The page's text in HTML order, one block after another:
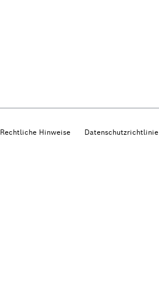
Rechtliche Hinweise Datenschutzrichtlinie